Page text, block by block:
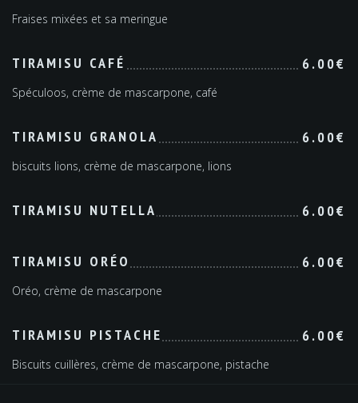
Fraises mixées et sa meringue
TIRAMISU CAFÉ 6.00€
Spéculoos, crème de mascarpone, café
TIRAMISU GRANOLA 6.00€
biscuits lions, crème de mascarpone, lions
TIRAMISU NUTELLA 6.00€
TIRAMISU ORÉO 6.00€
Oréo, crème de mascarpone
TIRAMISU PISTACHE 6.00€
Biscuits cuillères, crème de mascarpone, pistache